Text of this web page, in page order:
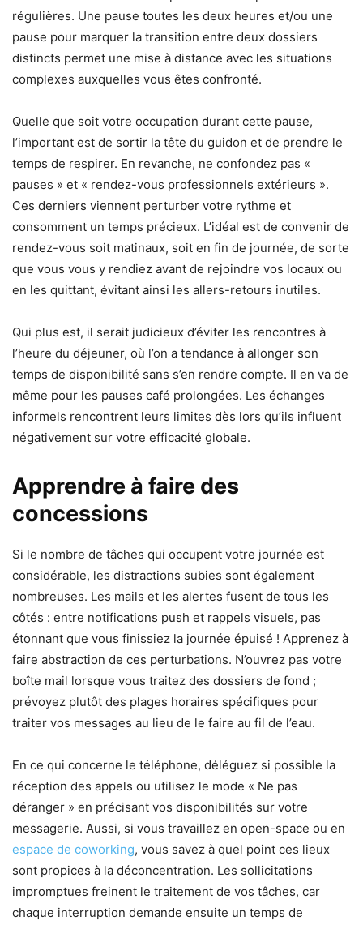
régulières. Une pause toutes les deux heures et/ou une
pause pour marquer la transition entre deux dossiers
distincts permet une mise à distance avec les situations
complexes auxquelles vous êtes confronté.
Quelle que soit votre occupation durant cette pause,
l’important est de sortir la tête du guidon et de prendre le
temps de respirer. En revanche, ne confondez pas «
pauses » et « rendez-vous professionnels extérieurs ».
Ces derniers viennent perturber votre rythme et
consomment un temps précieux. L’idéal est de convenir de
rendez-vous soit matinaux, soit en fin de journée, de sorte
que vous vous y rendiez avant de rejoindre vos locaux ou
en les quittant, évitant ainsi les allers-retours inutiles.
Qui plus est, il serait judicieux d’éviter les rencontres à
l’heure du déjeuner, où l’on a tendance à allonger son
temps de disponibilité sans s’en rendre compte. Il en va de
même pour les pauses café prolongées. Les échanges
informels rencontrent leurs limites dès lors qu’ils influent
négativement sur votre efficacité globale.
Apprendre à faire des
concessions
Si le nombre de tâches qui occupent votre journée est
considérable, les distractions subies sont également
nombreuses. Les mails et les alertes fusent de tous les
côtés : entre notifications push et rappels visuels, pas
étonnant que vous finissiez la journée épuisé ! Apprenez à
faire abstraction de ces perturbations. N’ouvrez pas votre
boîte mail lorsque vous traitez des dossiers de fond ;
prévoyez plutôt des plages horaires spécifiques pour
traiter vos messages au lieu de le faire au fil de l’eau.
En ce qui concerne le téléphone, déléguez si possible la
réception des appels ou utilisez le mode « Ne pas
déranger » en précisant vos disponibilités sur votre
messagerie. Aussi, si vous travaillez en open-space ou en
espace de coworking, vous savez à quel point ces lieux
sont propices à la déconcentration. Les sollicitations
impromptues freinent le traitement de vos tâches, car
chaque interruption demande ensuite un temps de